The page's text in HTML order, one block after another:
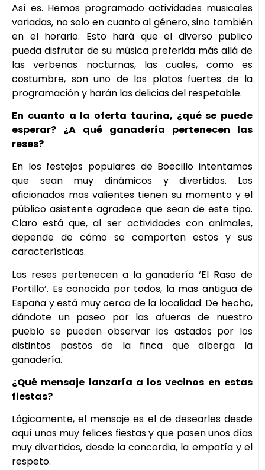
Así es. Hemos programado actividades musicales
variadas, no solo en cuanto al género, sino también
en el horario. Esto hará que el diverso publico
pueda disfrutar de su música preferida más allá de
las verbenas nocturnas, las cuales, como es
costumbre, son uno de los platos fuertes de la
programación y harán las delicias del respetable.
En cuanto a la oferta taurina, ¿qué se puede
esperar? ¿A qué ganadería pertenecen las
reses?
En los festejos populares de Boecillo intentamos
que sean muy dinámicos y divertidos. Los
aficionados mas valientes tienen su momento y el
público asistente agradece que sean de este tipo.
Claro está que, al ser actividades con animales,
depende de cómo se comporten estos y sus
características.
Las reses pertenecen a la ganadería ‘El Raso de
Portillo’. Es conocida por todos, la mas antigua de
España y está muy cerca de la localidad. De hecho,
dándote un paseo por las afueras de nuestro
pueblo se pueden observar los astados por los
distintos pastos de la finca que alberga la
ganadería.
¿Qué mensaje lanzaría a los vecinos en estas
fiestas?
Lógicamente, el mensaje es el de desearles desde
aquí unas muy felices fiestas y que pasen unos días
muy divertidos, desde la concordia, la empatía y el
respeto.